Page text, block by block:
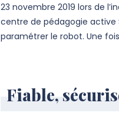
23 novembre 2019 lors de
centre de pédagogie active
paramétrer le robot. Une
Fiable,